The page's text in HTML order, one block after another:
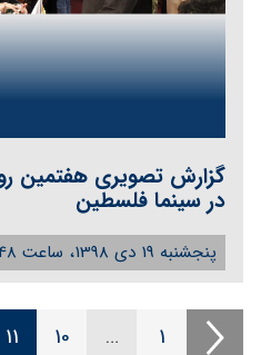
گزارش تصویری هفتمین
در سینما فلسطین
پنجشنبه 19 دی 1398، ساعت 14:48
1
…
10
11